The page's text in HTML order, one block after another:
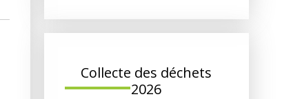
Collecte des déchets
2026